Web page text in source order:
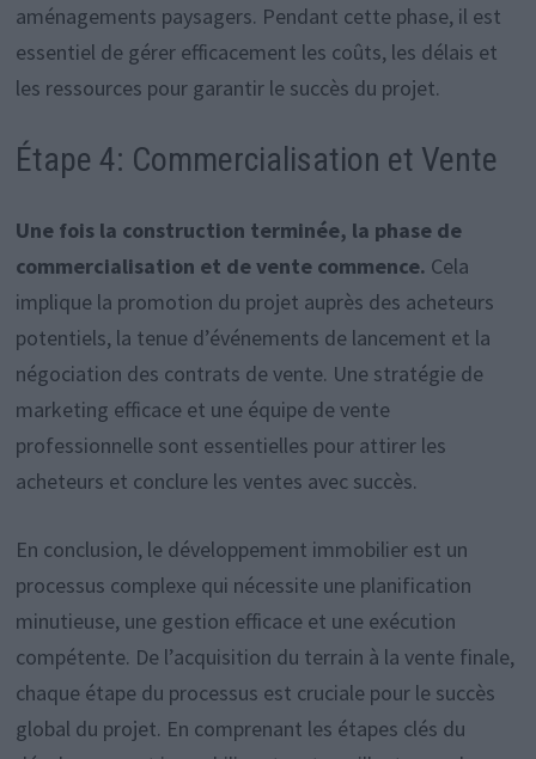
aménagements paysagers. Pendant cette phase, il est
essentiel de gérer efficacement les coûts, les délais et
les ressources pour garantir le succès du projet.
Étape 4: Commercialisation et Vente
Une fois la construction terminée, la phase de
commercialisation et de vente commence. Cela
implique la promotion du projet auprès des acheteurs
potentiels, la tenue d’événements de lancement et la
négociation des contrats de vente. Une stratégie de
marketing efficace et une équipe de vente
professionnelle sont essentielles pour attirer les
acheteurs et conclure les ventes avec succès.
En conclusion, le développement immobilier est un
processus complexe qui nécessite une planification
minutieuse, une gestion efficace et une exécution
compétente. De l’acquisition du terrain à la vente finale,
chaque étape du processus est cruciale pour le succès
global du projet. En comprenant les étapes clés du